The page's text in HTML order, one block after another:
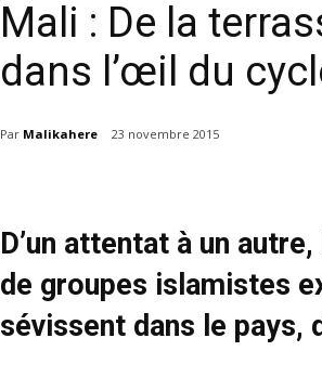
Mali : De la
dans l’œil du
Par Malikahere 23 novembre 2015
D’un attentat à un
de groupes islamistes
sévissent dans le pays,